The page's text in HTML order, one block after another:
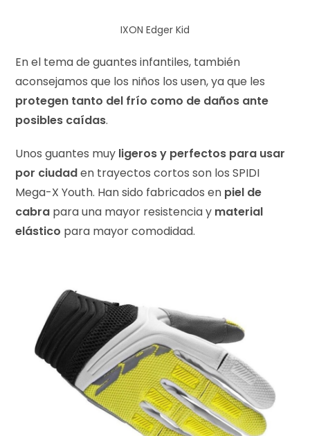
IXON Edger Kid
En el tema de guantes infantiles, también
aconsejamos que los niños los usen, ya que les
protegen tanto del frío como de daños ante
posibles caídas.
Unos guantes muy ligeros y perfectos para usar
por ciudaden trayectos cortos son los SPIDI
Mega-X Youth. Han sido fabricados en piel de
cabra para una mayor resistencia y material
elástico para mayor comodidad.